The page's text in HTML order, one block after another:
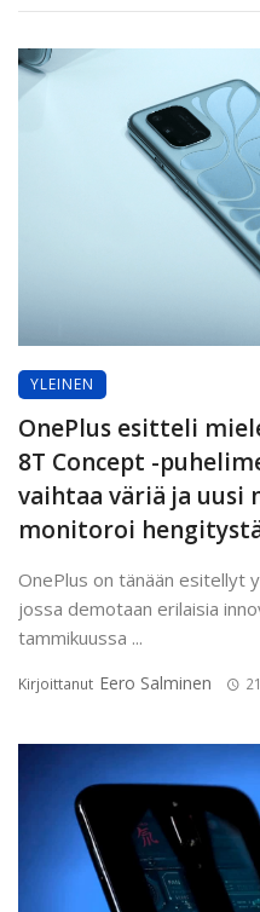
YLEINEN
OnePlus esitteli
8T Concept -
vaihtaa väriä ja uusi
monitoroi
OnePlus on tänään esitellyt
jossa demotaan erilaisia
tammikuussa ...
Kirjoittanut Eero Salminen